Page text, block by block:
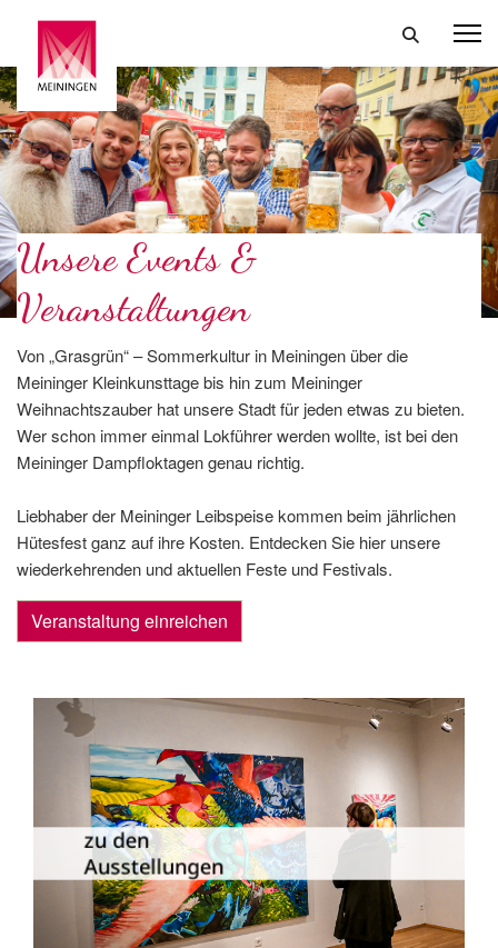
Unsere Events &
Veranstaltungen
Von „Grasgrün“ – Sommerkultur in Meiningen über die
Meininger Kleinkunsttage bis hin zum Meininger
Weihnachtszauber hat unsere Stadt für jeden etwas zu bieten.
Wer schon immer einmal Lokführer werden wollte, ist bei den
Meininger Dampfloktagen genau richtig.
Liebhaber der Meininger Leibspeise kommen beim jährlichen
Hütesfest ganz auf ihre Kosten. Entdecken Sie hier unsere
wiederkehrenden und aktuellen Feste und Festivals.
Veranstaltung einreichen
zu den
Ausstellungen
Die Dauer­ausstellungen in Meiningen
und Umgebung als Übersicht.
zu den Ausstellungen